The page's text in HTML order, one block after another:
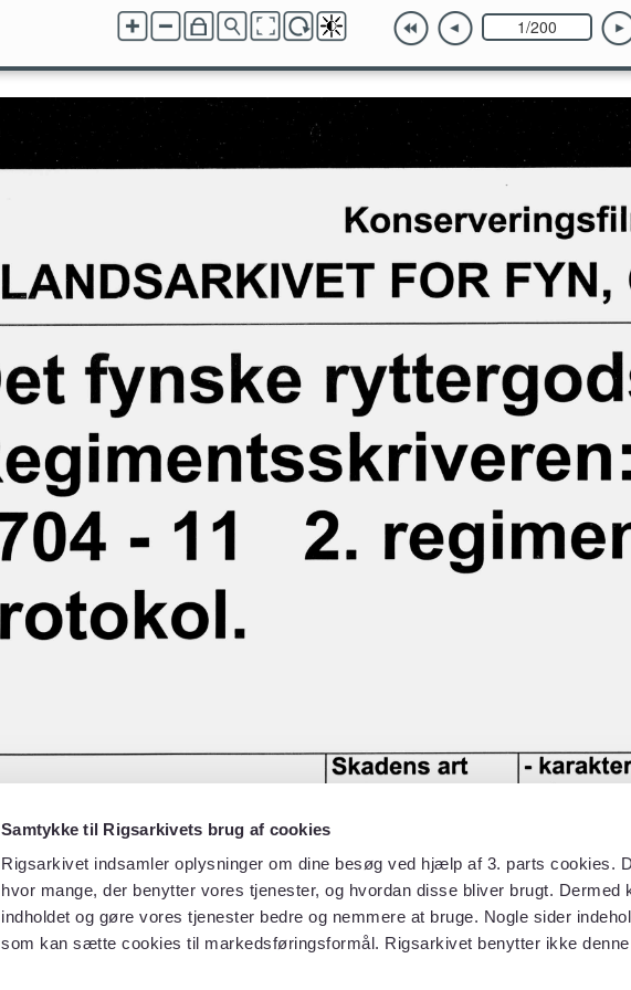
Samtykke til Rigsarkivets brug af cookies
Rigsarkivet indsamler oplysninger om dine besøg ved hjælp af 3. parts cookies.
hvor mange, der benytter vores tjenester, og hvordan disse bliver brugt. Dermed
indholdet og gøre vores tjenester bedre og nemmere at bruge. Nogle sider
som kan sætte cookies til markedsføringsformål. Rigsarkivet benytter ikke